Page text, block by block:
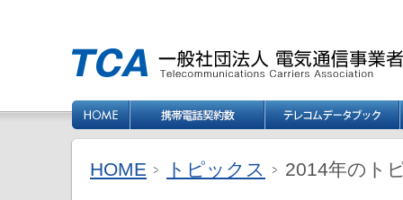
HOME トピックス 2014年のト